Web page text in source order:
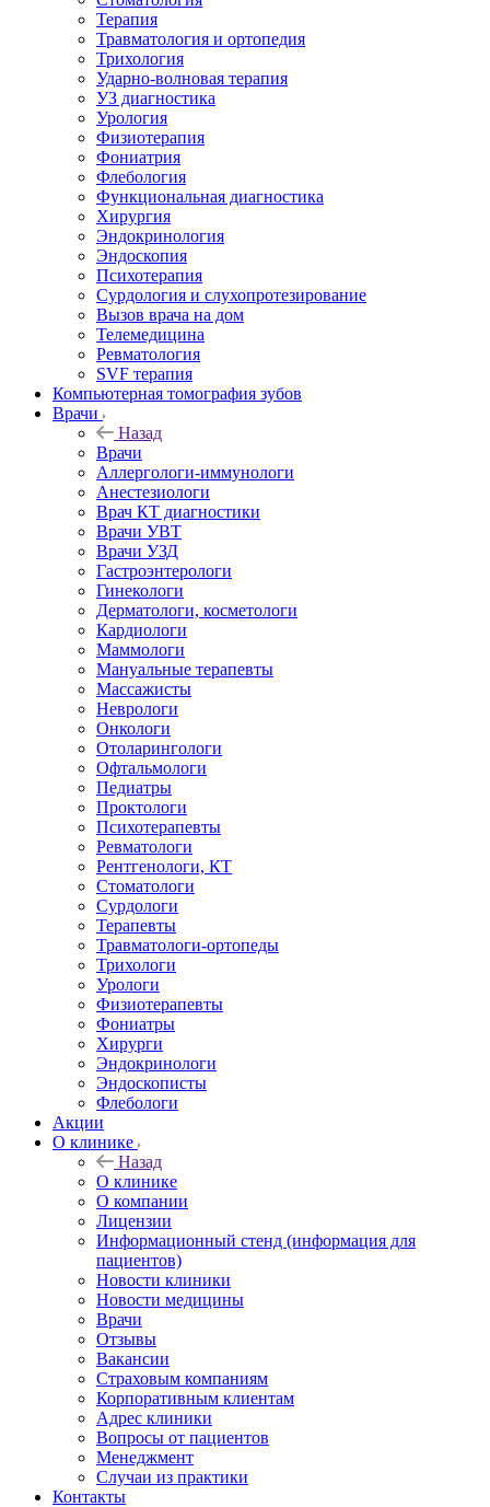
Терапия
Травматология и ортопедия
Трихология
Ударно-волновая терапия
УЗ диагностика
Урология
Физиотерапия
Фониатрия
Флебология
Функциональная диагностика
Хирургия
Эндокринология
Эндоскопия
Психотерапия
Сурдология и слухопротезирование
Вызов врача на дом
Телемедицина
Ревматология
SVF терапия
Компьютерная томография зубов
Врачи
Назад
Врачи
Аллергологи-иммунологи
Анестезиологи
Врач КТ диагностики
Врачи УВТ
Врачи УЗД
Гастроэнтерологи
Гинекологи
Дерматологи, косметологи
Кардиологи
Маммологи
Мануальные терапевты
Массажисты
Неврологи
Онкологи
Отоларингологи
Офтальмологи
Педиатры
Проктологи
Психотерапевты
Ревматологи
Рентгенологи, КТ
Стоматологи
Сурдологи
Терапевты
Травматологи-ортопеды
Трихологи
Урологи
Физиотерапевты
Фониатры
Хирурги
Эндокринологи
Эндоскописты
Флебологи
Акции
О клинике
Назад
О клинике
О компании
Лицензии
Информационный стенд (информация для
пациентов)
Новости клиники
Новости медицины
Врачи
Отзывы
Вакансии
Страховым компаниям
Корпоративным клиентам
Адрес клиники
Вопросы от пациентов
Менеджмент
Случаи из практики
Контакты